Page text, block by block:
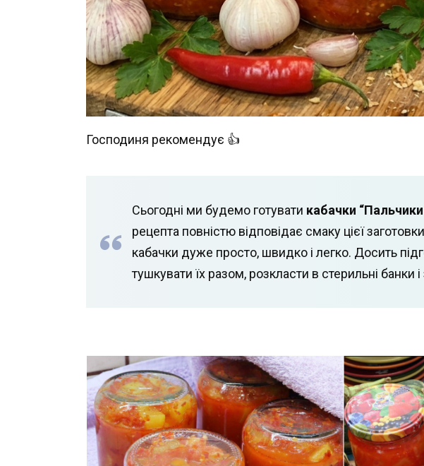
Господиня рекомендує 👍
Сьогодні ми будемо готувати кабачки
рецепта повністю відповідає смаку цієї
кабачки дуже просто, швидко і легко. Досить
тушкувати їх разом, розкласти в стерильні банки і